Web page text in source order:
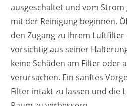
ausgeschaltet und vom
mit der Reinigung beginnen.
den Zugang zu Ihrem
vorsichtig aus seiner
keine Schäden am Filter oder
verursachen. Ein sanftes
Filter intakt zu lassen und die